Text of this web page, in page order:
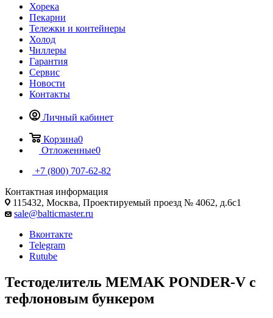
Хорека
Пекарни
Тележки и контейнеры
Холод
Чиллеры
Гарантия
Сервис
Новости
Контакты
Личный кабинет
Корзина0
Отложенные0
+7 (800) 707-62-82
Контактная информация
115432, Москва, Проектируемый проезд № 4062, д.6с1
sale@balticmaster.ru
Вконтакте
Telegram
Rutube
Тестоделитель MEMAK PONDER-V с
тефлоновым бункером